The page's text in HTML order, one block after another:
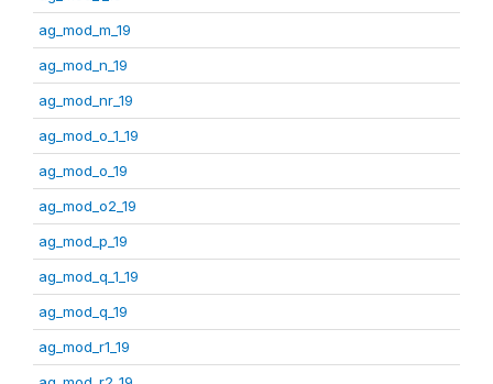
ag_mod_m_19
ag_mod_n_19
ag_mod_nr_19
ag_mod_o_1_19
ag_mod_o_19
ag_mod_o2_19
ag_mod_p_19
ag_mod_q_1_19
ag_mod_q_19
ag_mod_r1_19